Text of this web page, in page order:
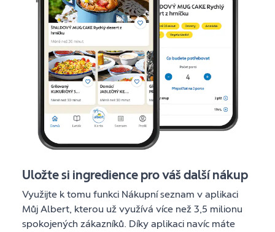
Uložte si ingredience pro váš další nákup
Využijte k tomu funkci Nákupní seznam v aplikaci
Můj Albert, kterou už využívá více než 3,5 milionu
spokojených zákazníků. Díky aplikaci navíc máte